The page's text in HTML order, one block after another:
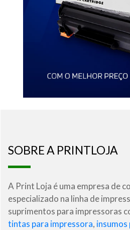
SOBRE A PRINTLOJA
A Print Loja é uma empresa de
especializado na linha de
suprimentos para impressoras
tintas para impressora, insumos